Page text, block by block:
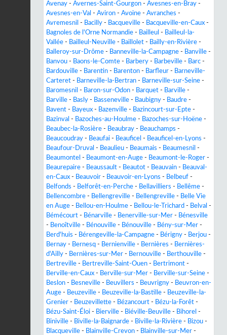
Avenay - Avernes-Saint-Gourgon - Avesnes-en-Bray -
Avesnes-en-Val - Aviron - Avoine - Avranches -
Avremesnil - Bacilly - Bacqueville - Bacqueville-en-Caux -
Bagnoles de l'Orne Normandie - Bailleul - Bailleul-la-
Vallée - Bailleul-Neuville - Baillolet - Bailly-en-Rivière -
Balleroy-sur-Drôme - Banneville-la-Campagne - Banville -
Banvou - Baons-le-Comte - Barbery - Barbeville - Barc -
Bardouville - Barentin - Barenton - Barfleur - Barneville-
Carteret - Barneville-la-Bertran - Barneville-sur-Seine -
Baromesnil - Baron-sur-Odon - Barquet - Barville -
Barville - Basly - Basseneville - Baubigny - Baudre -
Bavent - Bayeux - Bazenville - Bazincourt-sur-Epte -
Bazinval - Bazoches-au-Houlme - Bazoches-sur-Hoëne -
Beaubec-la-Rosière - Beaubray - Beauchamps -
Beaucoudray - Beaufai - Beauficel - Beauficel-en-Lyons -
Beaufour-Druval - Beaulieu - Beaumais - Beaumesnil -
Beaumontel - Beaumont-en-Auge - Beaumont-le-Roger -
Beaurepaire - Beaussault - Beautot - Beauvain - Beauval-
en-Caux - Beauvoir - Beauvoir-en-Lyons - Belbeuf -
Belfonds - Belforêt-en-Perche - Bellavilliers - Bellême -
Bellencombre - Bellengreville - Bellengreville - Belle Vie
en Auge - Bellou-en-Houlme - Bellou-le-Trichard - Belval -
Bémécourt - Bénarville - Benerville-sur-Mer - Bénesville
- Benoîtville - Bénouville - Bénouville - Bény-sur-Mer -
Berd'huis - Bérengeville-la-Campagne - Bérigny - Berjou -
Bernay - Bernesq - Bernienville - Bernières - Bernières-
d'Ailly - Bernières-sur-Mer - Bernouville - Berthouville -
Bertreville - Bertreville-Saint-Ouen - Bertrimont -
Berville-en-Caux - Berville-sur-Mer - Berville-sur-Seine -
Beslon - Besneville - Beuvillers - Beuvrigny - Beuvron-en-
Auge - Beuzeville - Beuzeville-la-Bastille - Beuzeville-la-
Grenier - Beuzevillette - Bézancourt - Bézu-la-Forêt -
Bézu-Saint-Éloi - Bierville - Biéville-Beuville - Bihorel -
Biniville - Biville-la-Baignarde - Biville-la-Rivière - Bizou -
Blacqueville - Blainville-Crevon - Blainville-sur-Mer -